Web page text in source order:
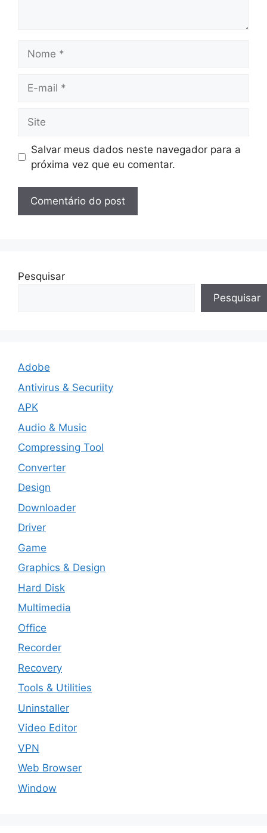
mail
Salvar meus dados neste navegador para a
próxima vez que eu comentar.
Pesquisar
Pesquisar
Adobe
Antivirus & Securiity
APK
Audio & Music
Compressing Tool
Converter
Design
Downloader
Driver
Game
Graphics & Design
Hard Disk
Multimedia
Office
Recorder
Recovery
Tools & Utilities
Uninstaller
Video Editor
VPN
Web Browser
Window